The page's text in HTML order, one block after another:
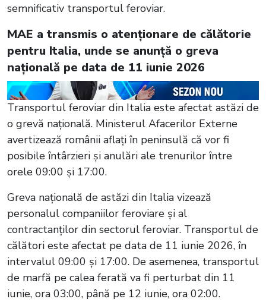
semnificativ transportul feroviar.
MAE a transmis o atenționare de călătorie
pentru Italia, unde se anunță o greva
națională pe data de 11 iunie 2026
Transportul feroviar din Italia este afectat astăzi de
o grevă națională. Ministerul Afacerilor Externe
avertizează românii aflați în peninsulă că vor fi
posibile întârzieri și anulări ale trenurilor între
orele 09:00 și 17:00.
Greva națională de astăzi din Italia vizează
personalul companiilor feroviare și al
contractanților din sectorul feroviar. Transportul de
călători este afectat pe data de 11 iunie 2026, în
intervalul 09:00 și 17:00. De asemenea, transportul
de marfă pe calea ferată va fi perturbat din 11
iunie, ora 03:00, până pe 12 iunie, ora 02:00.